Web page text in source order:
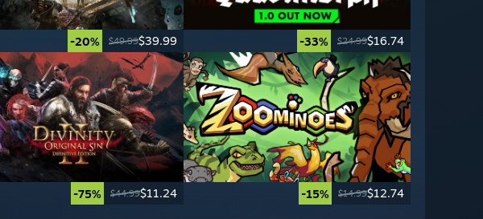
-20% $49.99$39.99 -33% $24.99$16.74
-75% $44.99$11.24 -15% $14.99$12.74